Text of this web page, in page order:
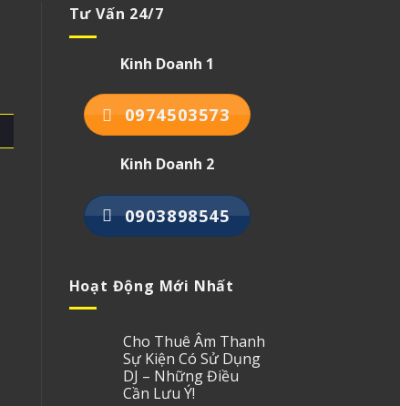
Tư Vấn 24/7
Kinh Doanh 1
0974503573
Kinh Doanh 2
0903898545
Hoạt Động Mới Nhất
Cho Thuê Âm Thanh
Sự Kiện Có Sử Dụng
DJ – Những Điều
Cần Lưu Ý!